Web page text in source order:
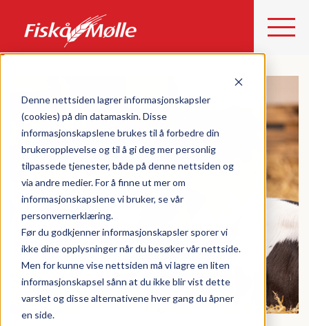
Denne nettsiden lagrer informasjonskapsler
(cookies) på din datamaskin. Disse
informasjonskapslene brukes til å forbedre din
brukeropplevelse og til å gi deg mer personlig
tilpassede tjenester, både på denne nettsiden og
via andre medier. For å finne ut mer om
informasjonskapslene vi bruker, se vår
personvernerklæring.
Før du godkjenner informasjonskapsler sporer vi
ikke dine opplysninger når du besøker vår nettside.
Men for kunne vise nettsiden må vi lagre en liten
informasjonskapsel sånn at du ikke blir vist dette
varslet og disse alternativene hver gang du åpner
en side.